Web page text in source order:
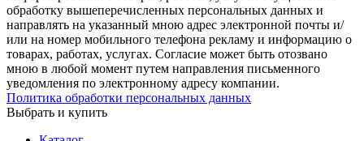
обработку вышеперечисленных персональных данных и
направлять на указанный мною адрес электронной почты и/
или на номер мобильного телефона рекламу и информацию о
товарах, работах, услугах. Согласие может быть отозвано
мною в любой момент путем направления письменного
уведомления по электронному адресу компании.
Политика обработки персональных данных
Выбрать и купить